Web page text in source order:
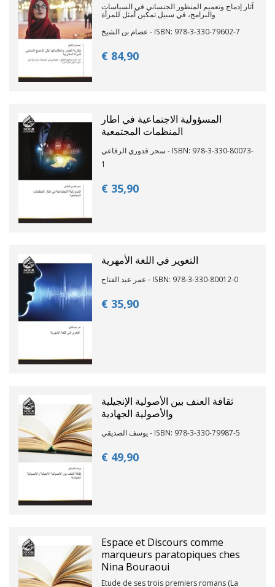
آثار إدماج وتعميم المنظور الجنساني في السياسات
والبرامج، في سبيل تمكين أمثل للمرأة
عصام بن الشيخ - ISBN: 978-3-330-79602-7
€ 84,90
المسؤولية الاجتماعية في اطار
المنظمات المجتمعية
سحر قدوري الرفاعي - ISBN: 978-3-330-80073-
1
€ 35,90
التغوير في اللغة الأمهرية
عمر عبد الفتاح - ISBN: 978-3-330-80012-0
€ 35,90
ثقافة العنف بين الأصولية الإنجيلية
والأصولية الجهادية
يوسف الصديقي - ISBN: 978-3-330-79987-5
€ 49,90
Espace et Discours comme
marqueurs paratopiques ches
Nina Bouraoui
Etude de ses trois premiers romans (La